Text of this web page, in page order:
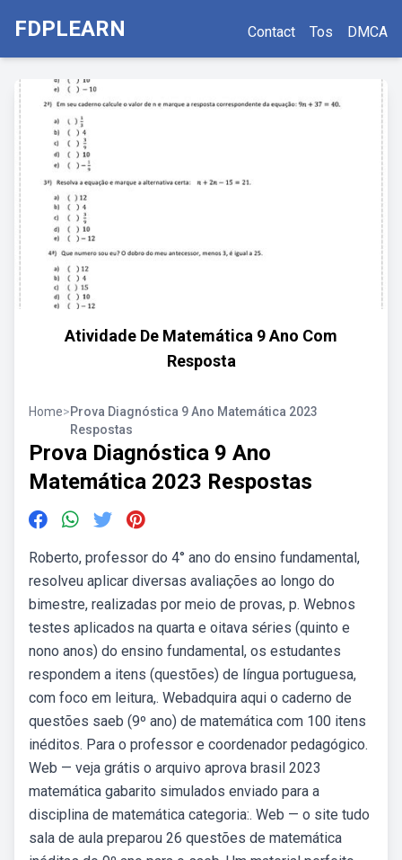
FDPLEARN Contact Tos DMCA
Atividade De Matemática 9 Ano Com
Resposta
Home>Prova Diagnóstica 9 Ano Matemática 2023
Respostas
Prova Diagnóstica 9 Ano
Matemática 2023 Respostas
Roberto, professor do 4° ano do ensino fundamental,
resolveu aplicar diversas avaliações ao longo do
bimestre, realizadas por meio de provas, p. Webnos
testes aplicados na quarta e oitava séries (quinto e
nono anos) do ensino fundamental, os estudantes
respondem a itens (questões) de língua portuguesa,
com foco em leitura,. Webadquira aqui o caderno de
questões saeb (9º ano) de matemática com 100 itens
inéditos. Para o professor e coordenador pedagógico.
Web — veja grátis o arquivo aprova brasil 2023
matemática gabarito simulados enviado para a
disciplina de matemática categoria:. Web — o site tudo
sala de aula preparou 26 questões de matemática